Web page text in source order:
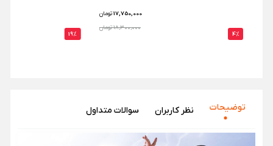
17,750,000تومان
18,300,000 تومان
4%
19%
توضیحات نظر‌ کاربران سوالات متداول